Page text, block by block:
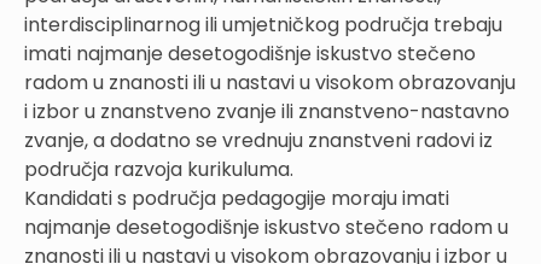
interdisciplinarnog ili umjetničkog područja trebaju
imati najmanje desetogodišnje iskustvo stečeno
radom u znanosti ili u nastavi u visokom obrazovanju
i izbor u znanstveno zvanje ili znanstveno-nastavno
zvanje, a dodatno se vrednuju znanstveni radovi iz
područja razvoja kurikuluma.
Kandidati s područja pedagogije moraju imati
najmanje desetogodišnje iskustvo stečeno radom u
znanosti ili u nastavi u visokom obrazovanju i izbor u